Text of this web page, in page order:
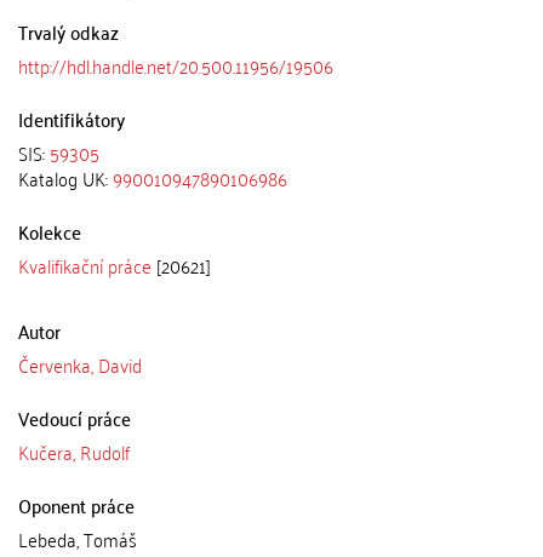
Trvalý odkaz
http://hdl.handle.net/20.500.11956/19506
Identifikátory
SIS:59305
Katalog UK:990010947890106986
Kolekce
Kvalifikační práce [20621]
Autor
Červenka, David
Vedoucí práce
Kučera, Rudolf
Oponent práce
Lebeda, Tomáš